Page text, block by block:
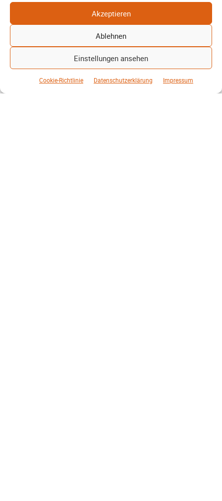
Akzeptieren
Ablehnen
Einstellungen ansehen
Cookie-Richtlinie Datenschutzerklärung Impressum
Bürgerbeteiligung – Fahrradstraße Feldstraße
Patrick Reinisch-Fahrland -23. Juni 2026
Stadt Lehrte: informiert über die geplante Fahrradstraße in der